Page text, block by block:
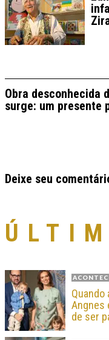
Obra desconhecida
surge: um presente
Deixe seu
Quando
Angnes
de ser